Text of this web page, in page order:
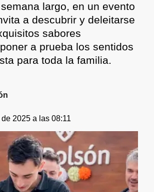
largo, en un evento
a descubrir y deleitarse
sabores
a prueba los sentidos
para toda la familia.
2025 a las 08:11